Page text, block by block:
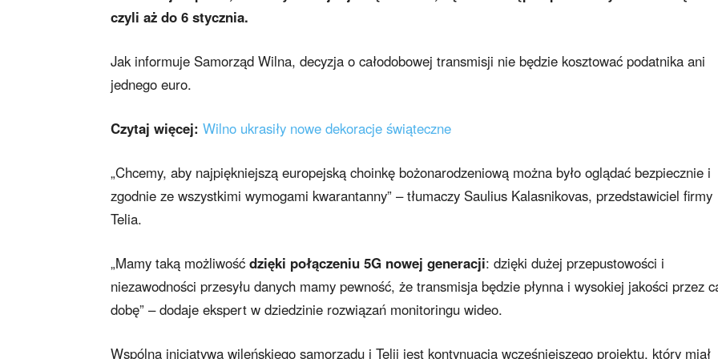
czyli aż do 6 stycznia.
Jak informuje Samorząd Wilna, decyzja o całodobowej transmisji nie będzie kosztować podatnika ani
jednego euro.
Czytaj więcej: Wilno ukrasiły nowe dekoracje świąteczne
„Chcemy, aby najpiękniejszą europejską choinkę bożonarodzeniową można było oglądać bezpiecznie i
zgodnie ze wszystkimi wymogami kwarantanny” – tłumaczy Saulius Kalasnikovas, przedstawiciel firmy
Telia.
„Mamy taką możliwość dzięki połączeniu 5G nowej generacji: dzięki dużej przepustowości i
niezawodności przesyłu danych mamy pewność, że transmisja będzie płynna i wysokiej jakości przez
dobę” – dodaje ekspert w dziedzinie rozwiązań monitoringu wideo.
Wspólna inicjatywa wileńskiego samorządu i Telii jest kontynuacją wcześniejszego projektu, który miał